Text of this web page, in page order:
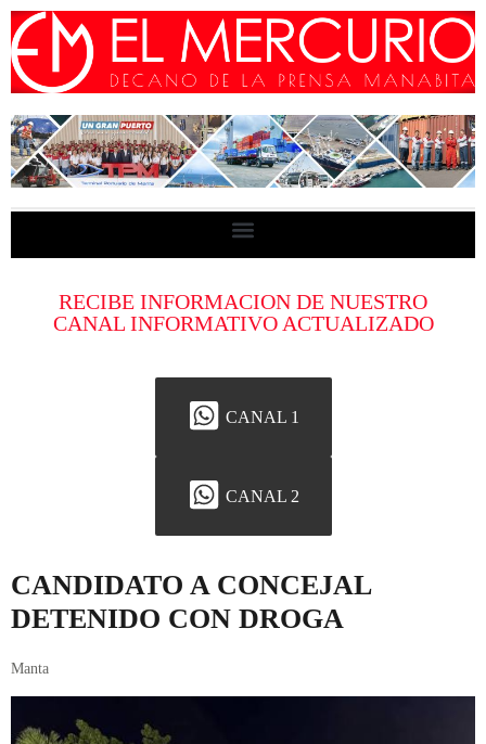
RECIBE INFORMACION DE NUESTRO
CANAL INFORMATIVO ACTUALIZADO
CANAL 1
CANAL 2
CANDIDATO A CONCEJAL
DETENIDO CON DROGA
Manta